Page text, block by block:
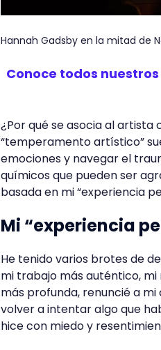
Hannah Gadsby en la mitad de
Conoce todos
¿Por qué se asocia al
“temperamento artístico”
emociones y navegar el
químicos que pueden ser
basada en mi “experiencia
Mi “experiencia
He tenido varios brotes de
mi trabajo más auténtico, mi
más profunda, renuncié a
volver a intentar algo que
hice con miedo y